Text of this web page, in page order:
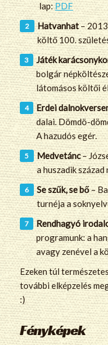
lap:PDF
Hatvanhat–
költő 100.
Játék
bolgár
látomásos költői
Erdei
dalai. Dömdö-
A hazudós egér.
Medvetánc–
a huszadik század
Se szűk, se bő–
turnéja a
Rendhagyó
programunk: a
avagy zenével a
Ezeken túl
további elképzelés
:)
Fényképek